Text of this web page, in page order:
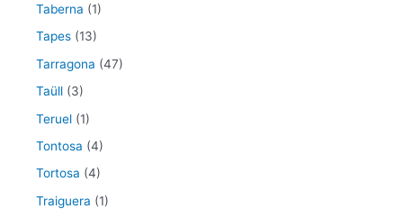
Taberna (1)
Tapes (13)
Tarragona (47)
Taüll (3)
Teruel (1)
Tontosa (4)
Tortosa (4)
Traiguera (1)